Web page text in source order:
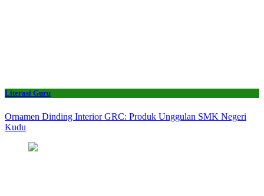
Literasi Guru
Ornamen Dinding Interior GRC: Produk Unggulan SMK Negeri
Kudu